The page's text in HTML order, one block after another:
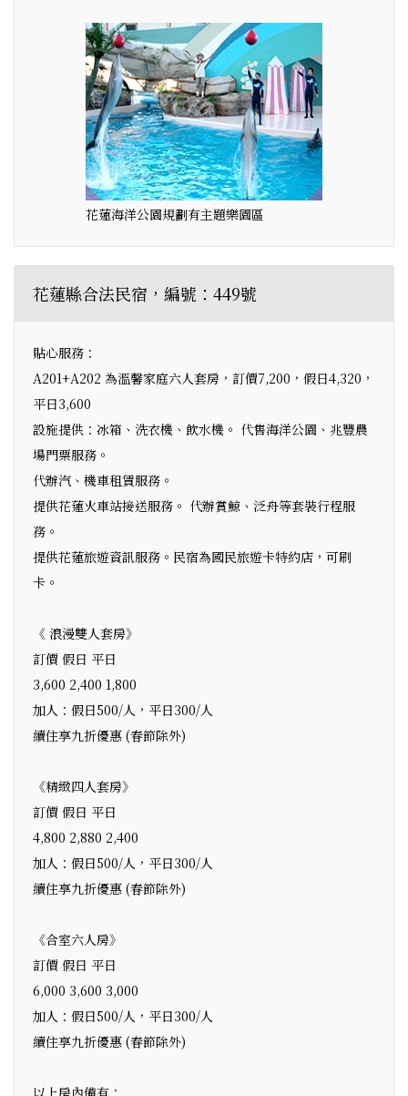
花蓮海洋公園規劃有主題樂園區
花蓮縣合法民宿，編號：449號
貼心服務：
A201+A202 為溫馨家庭六人套房，訂價7,200，假日4,320，
平日3,600
設施提供：冰箱、洗衣機、飲水機。 代售海洋公園、兆豐農
場門票服務。
代辦汽、機車租賃服務。
提供花蓮火車站接送服務。 代辦賞鯨、泛舟等套裝行程服
務。
提供花蓮旅遊資訊服務。民宿為國民旅遊卡特約店，可刷
卡。
《 浪漫雙人套房》
訂價 假日 平日
3,600 2,400 1,800
加人：假日500/人，平日300/人
續住享九折優惠 (春節除外)
《精緻四人套房》
訂價 假日 平日
4,800 2,880 2,400
加人：假日500/人，平日300/人
續住享九折優惠 (春節除外)
《合室六人房》
訂價 假日 平日
6,000 3,600 3,000
加人：假日500/人，平日300/人
續住享九折優惠 (春節除外)
以上房內備有：